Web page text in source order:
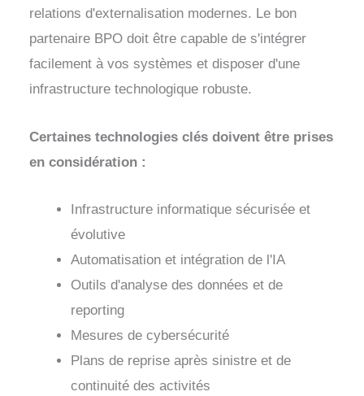
relations d'externalisation modernes. Le bon
partenaire BPO doit être capable de s'intégrer
facilement à vos systèmes et disposer d'une
infrastructure technologique robuste.
Certaines technologies clés doivent être prises
en considération :
Infrastructure informatique sécurisée et
évolutive
Automatisation et intégration de l'IA
Outils d'analyse des données et de
reporting
Mesures de cybersécurité
Plans de reprise après sinistre et de
continuité des activités